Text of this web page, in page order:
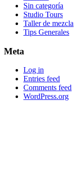
Sin categoría
Studio Tours
Taller de mezcla
Tips Generales
Meta
Log in
Entries feed
Comments feed
WordPress.org